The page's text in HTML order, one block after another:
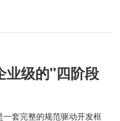
级的"四阶段
套完整的规范驱动开发框